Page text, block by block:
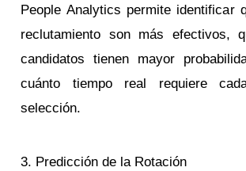
People Analytics permite identificar
reclutamiento son más efectivos,
candidatos tienen mayor
cuánto tiempo real requiere
selección.
3. Predicción de la Rotación